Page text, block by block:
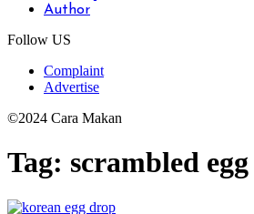
Author
Follow US
Complaint
Advertise
©2024 Cara Makan
Tag: scrambled egg